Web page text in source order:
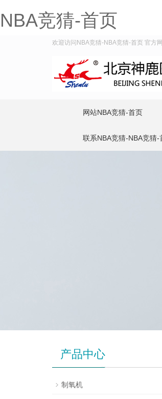
NBA竞猜-首页
欢迎访问NBA竞猜-NBA竞猜-首页 官方
网站NBA竞猜-首页
联系NBA竞猜-NBA竞猜-
产品中心
制氧机